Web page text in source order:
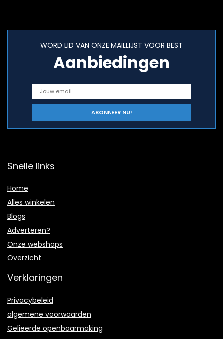
WORD LID VAN ONZE MAILLIJST VOOR BEST
Aanbiedingen
Snelle links
Home
Alles winkelen
Blogs
Adverteren?
Onze webshops
Overzicht
Verklaringen
Privacybeleid
algemene voorwaarden
Gelieerde openbaarmaking